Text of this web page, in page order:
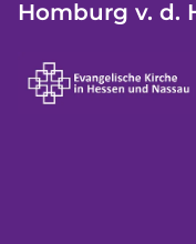
Homburg v. d.